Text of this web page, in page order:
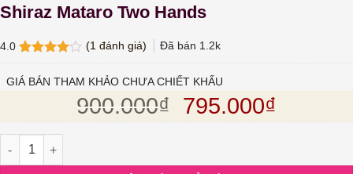
Shiraz Mataro Two Hands
4.0
5 dựa
(1 đánh giá) Đã bán 1.2k
GIÁ BÁN THAM KHẢO CHƯA CHIẾT KHẤU
900.000₫ Giá gốc là:
795.000₫
Rượu Vang Úc Brave Faces Grenache Shiraz Mataro Two Hands